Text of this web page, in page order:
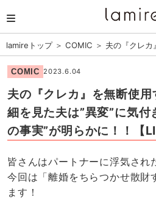
lamireトップ＞ COMIC ＞ 夫の『クレ
COMIC 2023.6.04
夫の『クレカ』を無断使
細を見た夫は”異変”に気
の事実”が明らかに！！【
皆さんはパートナーに浮気され
今回は「離婚をちらつかせ散財
ます！